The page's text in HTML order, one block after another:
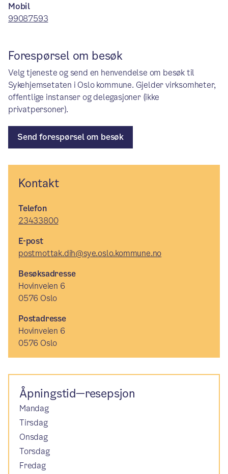
Mobil
99087593
Forespørsel om besøk
Velg tjeneste og send en henvendelse om besøk til
Sykehjemsetaten i Oslo kommune. Gjelder virksomheter,
offentlige instanser og delegasjoner (ikke
privatpersoner).
Send forespørsel om besøk
Kontakt
Telefon
23433800
E-post
postmottak.dih@sye.oslo.kommune.no
Besøksadresse
Hovinveien 6
0576 Oslo
Postadresse
Hovinveien 6
0576 Oslo
Åpningstid—resepsjon
Mandag
Tirsdag
Onsdag
Torsdag
Fredag